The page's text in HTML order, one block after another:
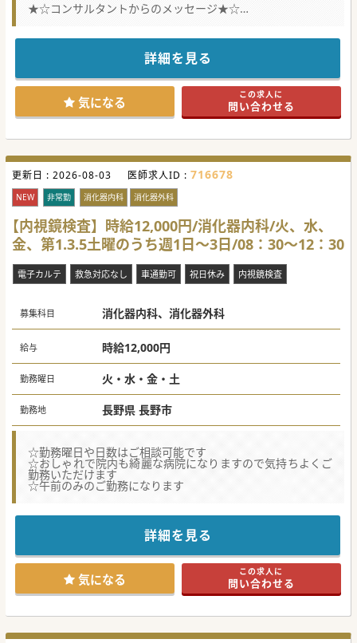
★☆コンサルタントからのメッセージ★☆
市民の健康を守り、暮らしを支える総合的かかりつけ医とし
地域に密着し、地域の未来を拓くコミュニティホスピタル
（地域密着型病院）を目指しております。
気になる方はお気軽にお問い合わせください。
詳細を見る
気になる この求人に
問い合わせる
更新日 : 2026-08-03 医師求人ID : 716678
NEW 非常勤 消化器内科 消化器外科
【内視鏡検査】時給12,000円/消化器内科/火、水、
金、第1.3.5土曜のうち週1日～3日/08：30～12：30
電子カルテ 救急対応なし 車通勤可 祝日休み 内視鏡検査
募集科目 消化器内科、消化器外科
給与 時給12,000円
勤務曜日 火・水・金・土
勤務地 長野県 長野市
☆勤務曜日や日数はご相談可能です
☆おしゃれで院内も綺麗な病院になりますので気持ちよくご
勤務いただけます
☆午前のみのご勤務になります
詳細を見る
気になる この求人に
問い合わせる